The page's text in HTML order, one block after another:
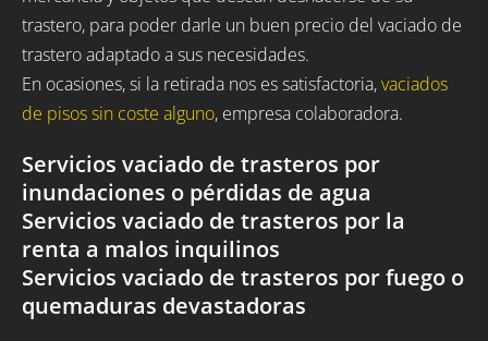
trastero, para poder darle un buen precio del vaciado de
trastero adaptado a sus necesidades.
En ocasiones, si la retirada nos es satisfactoria,vaciados
de pisos sin coste alguno, empresa colaboradora.
Servicios vaciado de trasteros por
inundaciones o pérdidas de agua
Servicios vaciado de trasteros por la
renta a malos inquilinos
Servicios vaciado de trasteros por fuego o
quemaduras devastadoras